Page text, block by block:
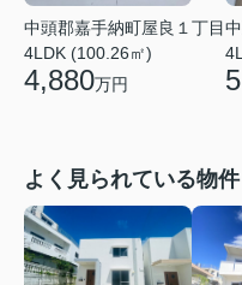
中頭郡嘉手納町屋良１丁目
4LDK (100.26㎡)
4,880万円
よく見られている物件